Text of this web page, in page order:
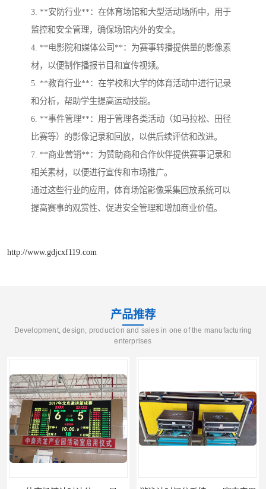
3. **安防行业**：在体育场馆和大型活动场所中，用于
监控和安全管理，确保场馆内外的安全。
4. **电影院和媒体公司**：为赛事转播提供量的影像素
材，以便制作播报节目和宣传视频。
5. **教育行业**：在学校和大学的体育活动中进行记录
和分析，帮助学生提高运动技能。
6. **事件管理**：用于管理各类活动（如马拉松、田径
比赛等）的影像记录和回放，以供后续评估和改进。
7. **商业营销**：为赞助商和合作伙伴提供赛事记录和
相关素材，以便进行宣传和市场推广。
通过这些行业的应用，体育场馆影像采集回放系统可以
提高赛事的观赏性、促进安全管理和增加商业价值。
http://www.gdjcxf119.com
产品推荐
Development, design, production and sales in one of the manufacturing
enterprises